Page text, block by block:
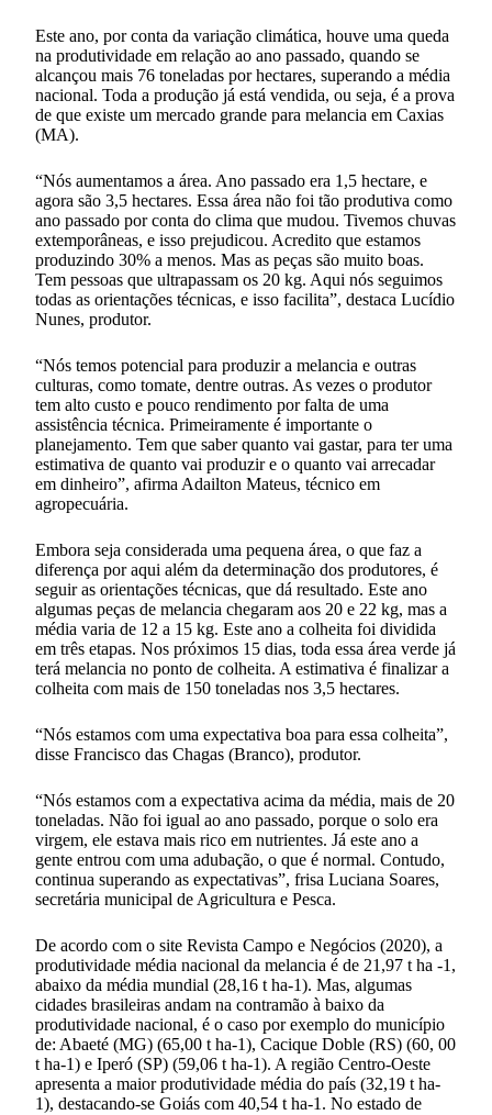
Este ano, por conta da variação climática, houve uma queda
na produtividade em relação ao ano passado, quando se
alcançou mais 76 toneladas por hectares, superando a média
nacional. Toda a produção já está vendida, ou seja, é a prova
de que existe um mercado grande para melancia em Caxias
(MA).
“Nós aumentamos a área. Ano passado era 1,5 hectare, e
agora são 3,5 hectares. Essa área não foi tão produtiva como
ano passado por conta do clima que mudou. Tivemos chuvas
extemporâneas, e isso prejudicou. Acredito que estamos
produzindo 30% a menos. Mas as peças são muito boas.
Tem pessoas que ultrapassam os 20 kg. Aqui nós seguimos
todas as orientações técnicas, e isso facilita”, destaca Lucídio
Nunes, produtor.
“Nós temos potencial para produzir a melancia e outras
culturas, como tomate, dentre outras. As vezes o produtor
tem alto custo e pouco rendimento por falta de uma
assistência técnica. Primeiramente é importante o
planejamento. Tem que saber quanto vai gastar, para ter uma
estimativa de quanto vai produzir e o quanto vai arrecadar
em dinheiro”, afirma Adailton Mateus, técnico em
agropecuária.
Embora seja considerada uma pequena área, o que faz a
diferença por aqui além da determinação dos produtores, é
seguir as orientações técnicas, que dá resultado. Este ano
algumas peças de melancia chegaram aos 20 e 22 kg, mas a
média varia de 12 a 15 kg. Este ano a colheita foi dividida
em três etapas. Nos próximos 15 dias, toda essa área verde já
terá melancia no ponto de colheita. A estimativa é finalizar a
colheita com mais de 150 toneladas nos 3,5 hectares.
“Nós estamos com uma expectativa boa para essa colheita”,
disse Francisco das Chagas (Branco), produtor.
“Nós estamos com a expectativa acima da média, mais de 20
toneladas. Não foi igual ao ano passado, porque o solo era
virgem, ele estava mais rico em nutrientes. Já este ano a
gente entrou com uma adubação, o que é normal. Contudo,
continua superando as expectativas”, frisa Luciana Soares,
secretária municipal de Agricultura e Pesca.
De acordo com o site Revista Campo e Negócios (2020), a
produtividade média nacional da melancia é de 21,97 t ha -1,
abaixo da média mundial (28,16 t ha-1). Mas, algumas
cidades brasileiras andam na contramão à baixo da
produtividade nacional, é o caso por exemplo do município
de: Abaeté (MG) (65,00 t ha-1), Cacique Doble (RS) (60, 00
t ha-1) e Iperó (SP) (59,06 t ha-1). A região Centro-Oeste
apresenta a maior produtividade média do país (32,19 t ha-
1), destacando-se Goiás com 40,54 t ha-1. No estado de